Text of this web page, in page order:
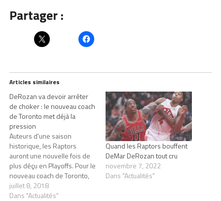
Partager :
Articles similaires
DeRozan va devoir arrêter
de choker : le nouveau coach
de Toronto met déjà la
pression
Auteurs d'une saison
historique, les Raptors
auront une nouvelle fois de
plus déçu en Playoffs. Pour le
nouveau coach de Toronto,
dès la saison prochaine les
leaders devront répondre
juillet 8, 2018
Dans "Actualités"
Quand les Raptors bouffent
DeMar DeRozan tout cru
novembre 7, 2022
Dans "Actualités"